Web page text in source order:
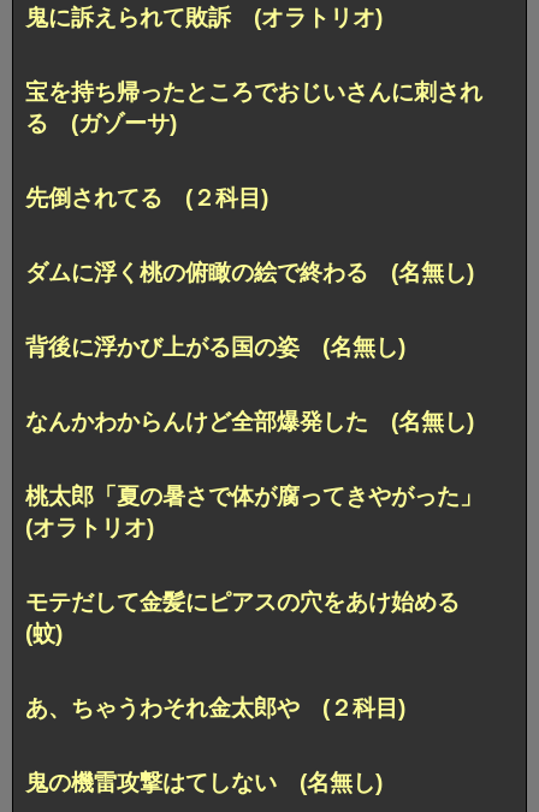
鬼に訴えられて敗訴 (オラトリオ)
宝を持ち帰ったところでおじいさんに刺され
る (ガゾーサ)
先倒されてる (２科目)
ダムに浮く桃の俯瞰の絵で終わる (名無し)
背後に浮かび上がる国の姿 (名無し)
なんかわからんけど全部爆発した (名無し)
桃太郎「夏の暑さで体が腐ってきやがった」
(オラトリオ)
モテだして金髪にピアスの穴をあけ始める
(蚊)
あ、ちゃうわそれ金太郎や (２科目)
鬼の機雷攻撃はてしない (名無し)